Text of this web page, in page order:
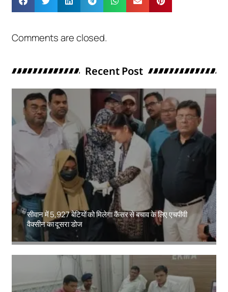
Comments are closed.
Recent Post
सीवान में 5,927 बेटियों को मिलेगा कैंसर से बचाव के लिए एचपीवी
वैक्सीन का दूसरा डोज
Amit Lekh